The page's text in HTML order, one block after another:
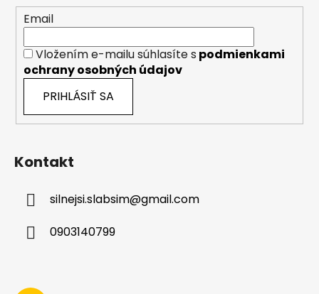
Email
Vložením e-mailu súhlasíte s podmienkami
ochrany osobných údajov
PRIHLÁSIŤ SA
Kontakt
silnejsi.slabsim@gmail.com
0903140799